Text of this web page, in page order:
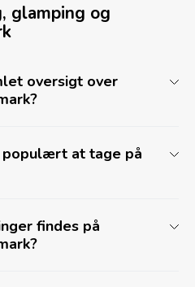
glamping og
oversigt over
populært at tage på
findes på